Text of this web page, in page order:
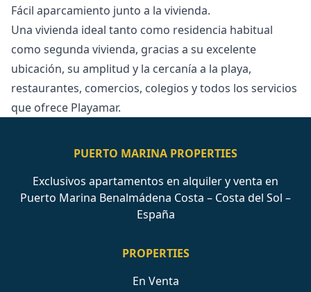
Fácil aparcamiento junto a la vivienda.
Una vivienda ideal tanto ‌como ‌residencia ‌habitual
‌como ‌segunda vivienda, gracias a su ‌excelente
‌ubicación, ‌su amplitud y ‌la ‌cercanía ‌a ‌la playa,
‌restaurantes, comercios, colegios ‌y ‌todos ‌los ‌servicios
‌que ‌ofrece ‌Playamar.
PUERTO MARINA PROPERTIES
Exclusivos apartamentos en alquiler y venta en
Puerto Marina Benalmádena Costa – Costa del Sol –
España
PROPERTIES
En Venta